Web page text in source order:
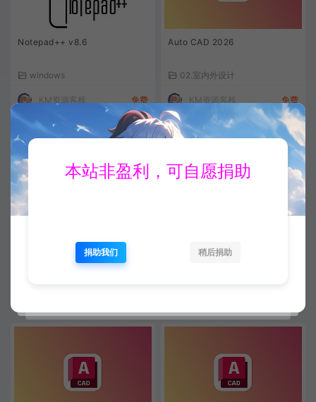
Notepad++ v8.6
windows
KM资源客栈 免费
Auto CAD 2026
02.室内外设计
KM资源客栈 免费
本站非盈利，可自愿捐助
捐助我们 稍后捐助